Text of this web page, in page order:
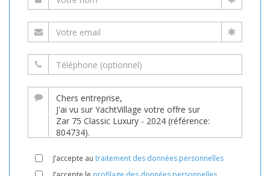
J’accepte au traitement des données personnelles